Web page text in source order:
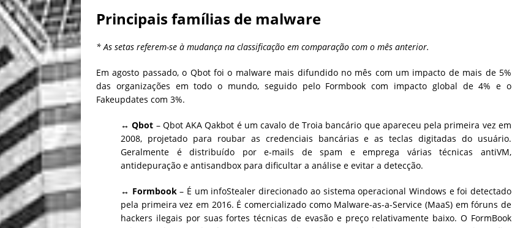
Principais famílias de malware
* As setas referem-se à mudança na classificação em comparação com o mês anterior.
Em agosto passado, o Qbot foi o malware mais difundido no mês com um impacto de mais de 5%
das organizações em todo o mundo, seguido pelo Formbook com impacto global de 4% e o
Fakeupdates com 3%.
↔ Qbot – Qbot AKA Qakbot é um cavalo de Troia bancário que apareceu pela primeira vez em
2008, projetado para roubar as credenciais bancárias e as teclas digitadas do usuário.
Geralmente é distribuído por e-mails de spam e emprega várias técnicas antiVM,
antidepuração e antisandbox para dificultar a análise e evitar a detecção.
↔ Formbook– É um infoStealer direcionado ao sistema operacional Windows e foi detectado
pela primeira vez em 2016. É comercializado como Malware-as-a-Service (MaaS) em fóruns de
hackers ilegais por suas fortes técnicas de evasão e preço relativamente baixo. O FormBook